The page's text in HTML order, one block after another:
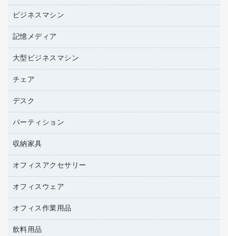
リサイクルトナー（リターン方式）
リサイクルトナー（プール方式）
リサイクルインクカートリッジ
ファクシミリトナー
トナーカートリッジ
コピートナー
帳票用紙／フォーム用紙
ワープロ用紙
ラベル用紙
プロッター用紙
ハガキ用紙
その他コピー用紙・プリンタ用紙
コピー用紙
パソコン周辺機器
各種ケーブル
マウスパッド
マウス
パソコンバッグ／収納用品
ネットワーク／ＬＡＮ機器
ネットワーク／ＬＡＮアクセサリー
セキュリティ用品
ＵＳＢハブ／ＵＳＢアクセサリー
ＯＡフィルター
ＯＡクリーナー／エアダスター
ビジネスマシン
電話機
レーザープリンタ／複合機
メモリーカード
プロジェクタ
ファクシミリ
デジタルカメラ
スキャナー
コピー機
記憶メディア
ブルーレイディスク
ＣＤ－ＲＷ
ＣＤ－Ｒ
メディア収納用品
大型ビジネスマシン
プリンタ
チェア
応接イス・ベンチ
オフィスチェア
デスク
ミーティングテーブル
デスク
カウンター
パーティション
ホワイトボード・黒板
収納家具
保管庫・書庫
ロッカー・下駄箱
その他収納
オフィスアクセサリー
オフィスアクセサリー
オフィスウェア
医療・介護・ワーキングウェア
ブラウス・シャツ
オフィス作業用品
養生用品
飲料用品